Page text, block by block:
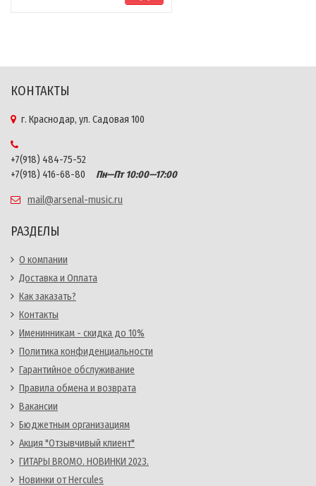
КОНТАКТЫ
г. Краснодар, ул. Садовая 100
+7(918) 484-75-52
+7(918) 416-68-80
Пн—Пт 10:00—17:00
mail@arsenal-music.ru
РАЗДЕЛЫ
О компании
Доставка и Оплата
Как заказать?
Контакты
Именинникам - скидка до 10%
Политика конфиденциальности
Гарантийное обслуживание
Правила обмена и возврата
Вакансии
Бюджетным организациям
Акция "Отзывчивый клиент"
ГИТАРЫ BROMO. НОВИНКИ 2023.
Новинки от Hercules